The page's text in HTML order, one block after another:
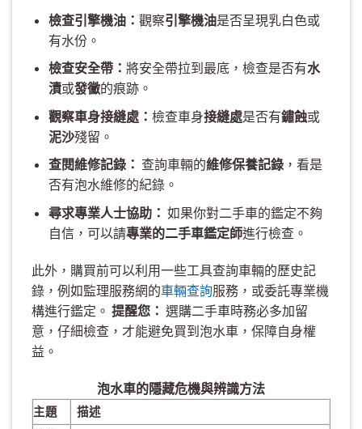
檢查引擎機油： 觀察引擎機油是否呈現乳白色或
有水份。
檢查安全帶： 將安全帶拉到最底，檢查是否有水
漬或發黴的痕跡。
觀察車身接縫處： 檢查車身接縫處是否有鏽蝕或
泥沙殘留。
查閱維修記錄： 查詢車輛的維修保養記錄，看是
否有泡水維修的紀錄。
尋求專業人士協助： 如果你對二手車的鑑定不夠
自信，可以請專業的二手車鑑定師進行檢查。
此外，購買前可以利用一些工具查詢車輛的歷史記
錄，例如監理服務網的車輛查詢服務，或委託專業機
構進行鑑定。 提醒您： 選購二手車時務必多加留
意，仔細檢查，才能避免買到泡水車，保障自身權
益。
泡水車的隱藏危機與辨識方法
主題
描述